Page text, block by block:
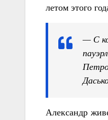
летом этого
— С
Александр